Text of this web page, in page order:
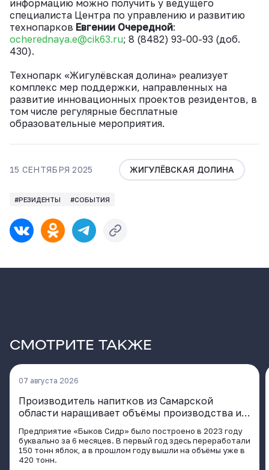
информацию можно получить у ведущего
специалиста Центра по управлению и развитию
технопарков Евгении Очередной:
ocherednaya.e@cik63.ru; 8 (8482) 93-00-93 (доб.
430).
Технопарк «Жигулёвская долина» реализует
комплекс мер поддержки, направленных на
развитие инновационных проектов резидентов, в
том числе регулярные бесплатные
образовательные мероприятия.
ЖИГУЛЁВСКАЯ ДОЛИНА
15 СЕНТЯБРЯ 2025
#РЕЗИДЕНТЫ #СОБЫТИЯ
СМОТРИТЕ ТАКЖЕ
07 августа 2026
Производитель напитков из Самарской
области наращивает объёмы производства и
расширяет географию поставок
Предприятие «Быков Сидр» было построено в 2023 году
буквально за 6 месяцев. В первый год здесь переработали
150 тонн яблок, а в прошлом году вышли на объёмы уже в
420 тонн.